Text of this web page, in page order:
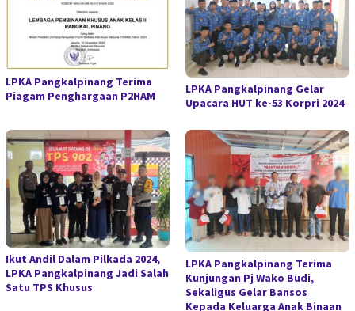
LPKA Pangkalpinang Terima
Piagam Penghargaan P2HAM
LPKA Pangkalpinang Gelar
Upacara HUT ke-53 Korpri 2024
Ikut Andil Dalam Pilkada 2024,
LPKA Pangkalpinang Jadi Salah
Satu TPS Khusus
LPKA Pangkalpinang Terima
Kunjungan Pj Wako Budi,
Sekaligus Gelar Bansos
Kepada Keluarga Anak Binaan